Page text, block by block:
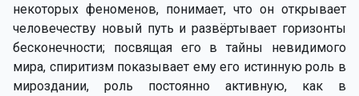
некоторых феноменов, понимает, что он открывает
человечеству новый путь и развёртывает горизонты
бесконечности; посвящая его в тайны невидимого
мира, спиритизм показывает ему его истинную роль в
мироздании, роль постоянно активную, как в